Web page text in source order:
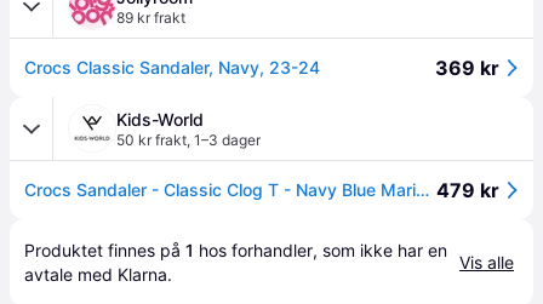
89 kr frakt
Crocs Classic Sandaler, Navy, 23-24 369 kr
Kids-World
50 kr frakt, 1–3 dager
Crocs Sandaler - Classic Clog T - Navy Blue Marine - Crocs - 19/20 - Sandals 479 kr
Produktet finnes på 1 hos forhandler, som ikke har en
avtale med Klarna.
Vis alle